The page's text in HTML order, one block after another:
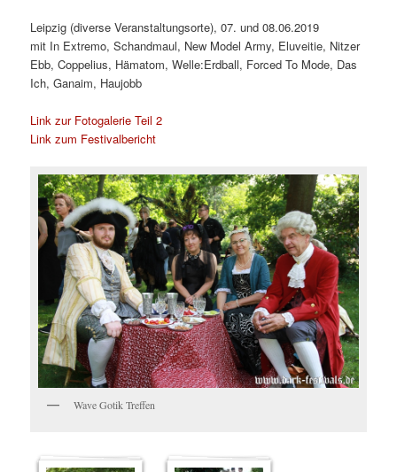
Leipzig (diverse Veranstaltungsorte), 07. und 08.06.2019
mit In Extremo, Schandmaul, New Model Army, Eluveitie, Nitzer
Ebb, Coppelius, Hämatom, Welle:Erdball, Forced To Mode, Das
Ich, Ganaim, Haujobb
Link zur Fotogalerie Teil 2
Link zum Festivalbericht
Wave Gotik Treffen